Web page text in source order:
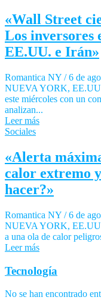
«Wall Street
Los inversores
EE.UU. e Irán»
Romantica NY / 6 de
NUEVA YORK,
este miércoles con un
analizan...
Leer más
Sociales
«Alerta
calor extremo
hacer?»
Romantica NY / 6 de
NUEVA YORK,
a una ola de calor
Leer más
Tecnología
No se han encontrado